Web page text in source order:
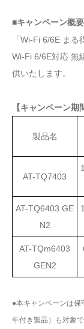
■キャンペーン概要
「Wi-Fi 6/6E ま
Wi-Fi 6/6E対応 無
供いたします。
【キャンペーン
製品名
AT-TQ7403
AT-TQ6403 GE
N2
AT-TQm6403
GEN2
●本キャンペーンは
年付き製品）も対象で